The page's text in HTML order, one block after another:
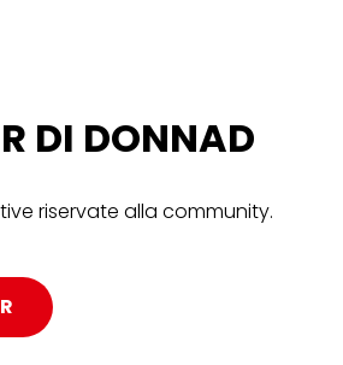
DI DONNAD
riservate alla community.